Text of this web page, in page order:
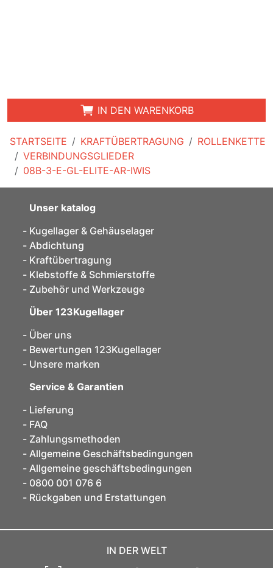
STARTSEITE KRAFTÜBERTRAGUNG
ROLLENKETTE
VERBINDUNGSGLIEDER
08B-3-E-GL-ELITE-AR-IWIS
IN DEN WARENKORB
Unser katalog
Kugellager & Gehäuselager
Abdichtung
Kraftübertragung
Klebstoffe & Schmierstoffe
Zubehör und Werkzeuge
Über 123Kugellager
Über uns
Bewertungen 123Kugellager
Unsere marken
Service & Garantien
Lieferung
FAQ
Zahlungsmethoden
Allgemeine Geschäftsbedingungen
Allgemeine geschäftsbedingungen
0800 001 076 6
Rückgaben und Erstattungen
IN DER WELT